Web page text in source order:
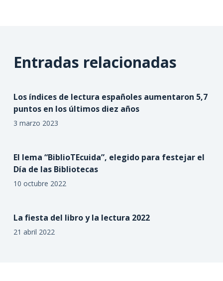
Entradas relacionadas
Los índices de lectura españoles aumentaron 5,7
puntos en los últimos diez años
3 marzo 2023
El lema “BiblioTEcuida”, elegido para festejar el
Día de las Bibliotecas
10 octubre 2022
La fiesta del libro y la lectura 2022
21 abril 2022